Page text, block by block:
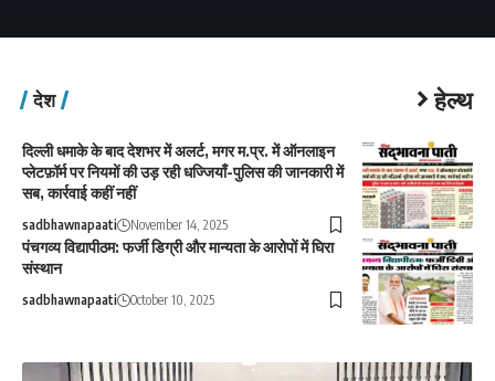
देश हेल्थ
दिल्ली धमाके के बाद देशभर में अलर्ट, मगर म.प्र. में ऑनलाइन
प्लेटफ़ॉर्म पर नियमों की उड़ रही धज्जियाँ-पुलिस की जानकारी में
सब, कार्रवाई कहीं नहीं
sadbhawnapaati November 14, 2025
पंचगव्य विद्यापीठम: फर्जी डिग्री और मान्यता के आरोपों में घिरा
संस्थान
sadbhawnapaati October 10, 2025